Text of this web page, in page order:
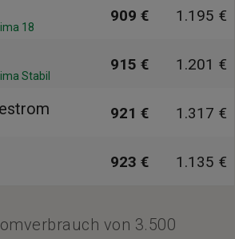
18
909 € 1.195 €
Stabil
915 € 1.201 €
921 € 1.317 €
923 € 1.135 €
von 3.500